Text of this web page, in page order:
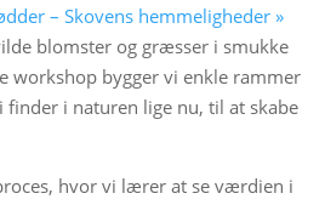
– Skovens hemmeligheder »
blomster og græsser i smukke
workshop bygger vi enkle rammer
finder i naturen lige nu, til at skabe
hvor vi lærer at se værdien i